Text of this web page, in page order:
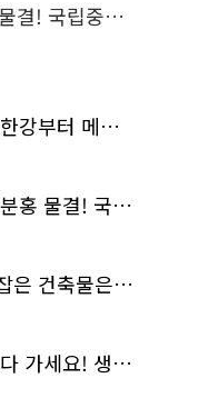
관 배롱나무 명소
주황색 리본 따라 한강부터 메타세쿼이아 숲길까지…서울둘레길 15코스
폭염 속 피어난 진분홍 물결! 국립중앙박물관 배롱나무 명소
나의 마음을 사로잡은 건축물은? '서울시 건축상' 수상작 공개!
더울 땐 잠시 쉬었다 가세요! 생수 냉장고부터 해피소·무더위쉼터까지